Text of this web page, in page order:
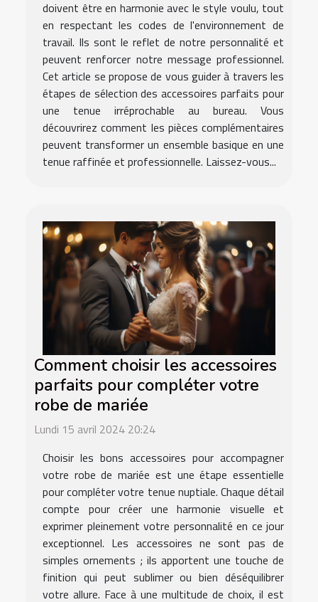
doivent être en harmonie avec le style voulu, tout
en respectant les codes de l'environnement de
travail. Ils sont le reflet de notre personnalité et
peuvent renforcer notre message professionnel.
Cet article se propose de vous guider à travers les
étapes de sélection des accessoires parfaits pour
une tenue irréprochable au bureau. Vous
découvrirez comment les pièces complémentaires
peuvent transformer un ensemble basique en une
tenue raffinée et professionnelle. Laissez-vous...
Comment choisir les accessoires
parfaits pour compléter votre
robe de mariée
Lundi 15 avril 2024 20:24
Choisir les bons accessoires pour accompagner
votre robe de mariée est une étape essentielle
pour compléter votre tenue nuptiale. Chaque détail
compte pour créer une harmonie visuelle et
exprimer pleinement votre personnalité en ce jour
exceptionnel. Les accessoires ne sont pas de
simples ornements ; ils apportent une touche de
finition qui peut sublimer ou bien déséquilibrer
votre allure. Face à une multitude de choix, il est